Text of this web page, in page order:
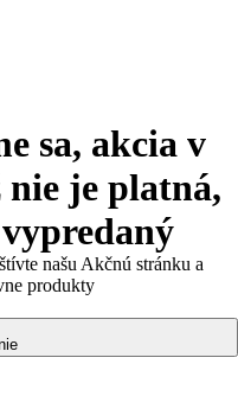
sa, akcia v
je platná,
našu Akčnú stránku a
produkty